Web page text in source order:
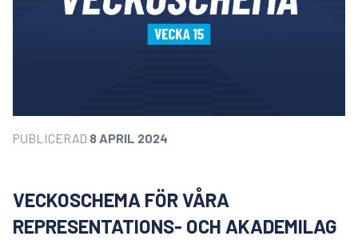
PUBLICERAD 8 APRIL 2024
VECKOSCHEMA FÖR VÅRA
REPRESENTATIONS- OCH AKADEMILAG